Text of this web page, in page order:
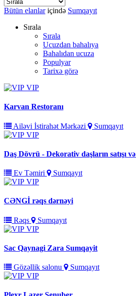
Bütün elanlariçində Sumqayıt
Sırala
Sırala
Ucuzdan bahalıya
Bahalıdan ucuza
Populyar
Tarixə görə
VIP
Karvan Restoranı
Ailəvi İstirahət Mərkəzi
Sumqayıt
VIP
Daş Dövrü - Dekorativ daşların satışı
Ev Təmiri
Sumqayıt
VIP
CƏNGİ rəqs dərnəyi
Rəqs
Sumqayıt
VIP
Sac Qaynagi Zara Sumqayit
Gözəllik salonu
Sumqayıt
VIP